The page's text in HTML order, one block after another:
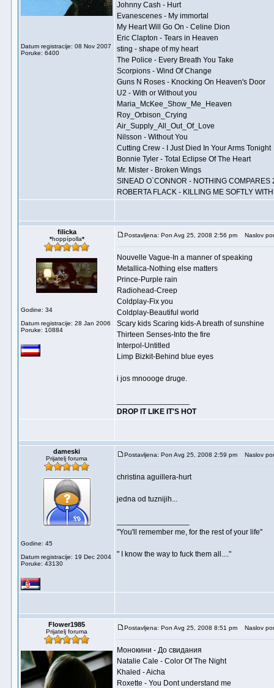
Datum registracije: 08 Nov 2007
Poruke: 6400
Johnny Cash - Hurt
Evanescenes - My immortal
My Heart Will Go On - Celine Dion
Eric Clapton - Tears in Heaven
sting - shape of my heart
The Police - Every Breath You Take
Scorpions - Wind Of Change
Guns N Roses - Knocking On Heaven's Door
U2 - With or Without you
Maria_McKee_Show_Me_Heaven
Roy_Orbison_Crying
Air_Supply_All_Out_Of_Love
Nilsson - Without You
Cutting Crew - I Just Died In Your Arms Tonight
Bonnie Tyler - Total Eclipse Of The Heart
Mr. Mister - Broken Wings
SINEAD O`CONNOR - NOTHING COMPARES
ROBERTA FLACK - KILLING ME SOFTLY
filicka
*hoppípolla*
Godine: 34
Datum registracije: 28 Jan 2006
Poruke: 10884
Postavljena: Pon Avg 25, 2008 2:56 pm Naslov
Nouvelle Vague-In a manner of speaking
Metallica-Nothing else matters
Prince-Purple rain
Radiohead-Creep
Coldplay-Fix you
Coldplay-Beautiful world
Scary kids Scaring kids-A breath of sunshine
Thirteen Senses-Into the fire
Interpol-Untitled
Limp Bizkit-Behind blue eyes
i jos mnoooge druge.
DROP IT LIKE IT'S HOT
dameski
Prijatelj foruma
Godine: 45
Datum registracije: 19 Dec 2004
Poruke: 43130
Postavljena: Pon Avg 25, 2008 2:59 pm Naslov
christina aguillera-hurt
jedna od tuznijih...
"You'll remember me, for the rest of your life"
" I know the way to fuck them all...."
Flower1985
Prijatelj foruma
Postavljena: Pon Avg 25, 2008 8:51 pm Naslov
Монокини - До свидания
Natalie Cale - Color Of The Night
Khaled - Aicha
Roxette - You Dont understand me